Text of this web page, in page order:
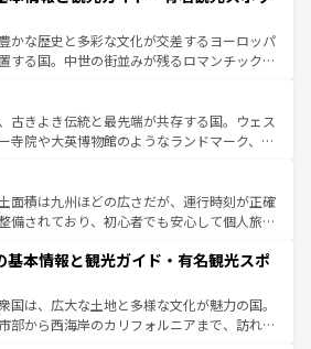
を参照してほしい。
ビーチ、そして豊かな自然が、訪れる者を心
。また、フランスは美食の国としても知ら
料理はユネスコ無形文化遺産にも登録されて
ンダー畑など、多彩な楽しみ方が可能だ。さ
外の地域にも魅力が溢れており、どの街角に
と文化が息づいている。パリ以外の個性あふ
しい。
かな歴史と多彩な文化が交差するヨーロッパ
する国。中世の街並みが残るロマンチック街
国は、どこを歩いても飽きることがない。ベ
的活気、バイエルン州のアルプスの絶景、そ
沿いのワイン畑といった風景は必見。ビール
にはぜひ体験してほしい。 なお、新着の
コンテンツ一覧を参照してほしい。
古きよき伝統と最先端が共存する国。ウェス
寺院や大英博物館のようなランドマーク、歴
なる魅力がある。また、優雅なアフタヌーン
ル好きにはたまらない英国パブ、サッカー観
だからこそできる体験も豊富。イギリスを旅
照してほしい。
面積は九州ほどの広さだが、運行時刻が正確
備されており、初心者でも安心して個人旅行
まま残る町や、スイスならではのユニークな
、アルプス観光だけでなく町歩きも満喫する
。国民の所得が高いため物価も高いが、旅行
パス提供のサービスもあり、うまく活用すれ
基本情報と観光ガイド・有名観光スポ
国は、広大な土地と多様な文化が魅力の国。
部から西海岸のカリフォルニアまで、訪れる